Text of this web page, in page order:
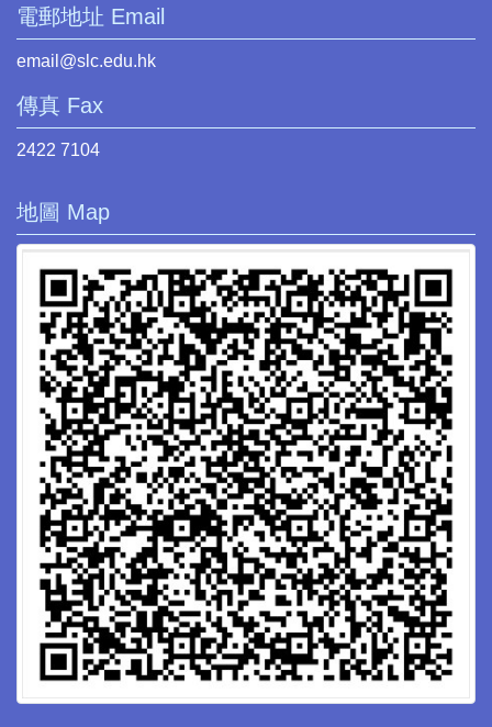
電郵地址 Email
email@slc.edu.hk
傳真 Fax
2422 7104
地圖 Map